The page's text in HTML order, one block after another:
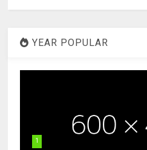
YEAR POPULAR
1